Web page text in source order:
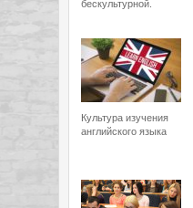
бескультурной.
Культура изучения
английского языка